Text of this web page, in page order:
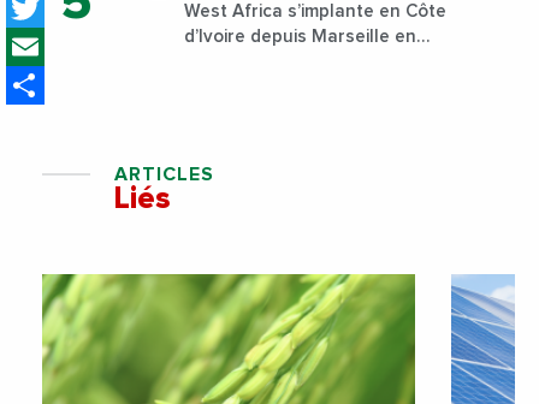
Twitter
West Africa s’implante en Côte
d’Ivoire depuis Marseille en
ARTICLES
Liés